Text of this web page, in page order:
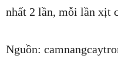
nhất 2 lần, mỗi lần xịt
Nguồn: